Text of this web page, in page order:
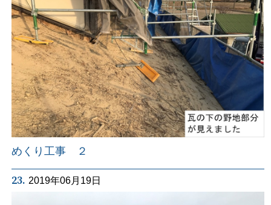
めくり工事 ２
23. 2019年06月19日